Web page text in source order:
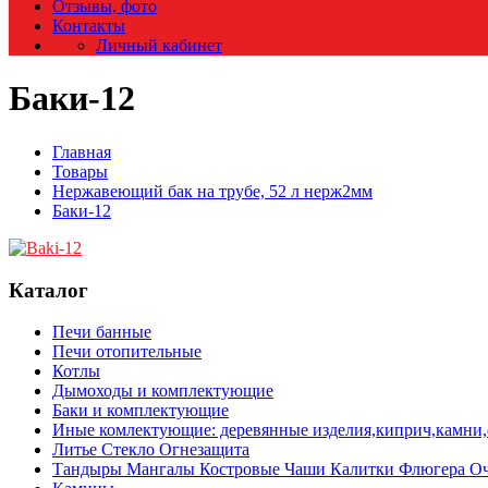
Отзывы, фото
Контакты
Личный кабинет
Баки-12
Главная
Товары
Нержавеющий бак на трубе, 52 л нерж2мм
Баки-12
Каталог
Печи банные
Печи отопительные
Котлы
Дымоходы и комплектующие
Баки и комплектующие
Иные комлектующие: деревянные
Литье Стекло Огнезащита
Тандыры Мангалы Костровые Чаши Калитки Флюгера